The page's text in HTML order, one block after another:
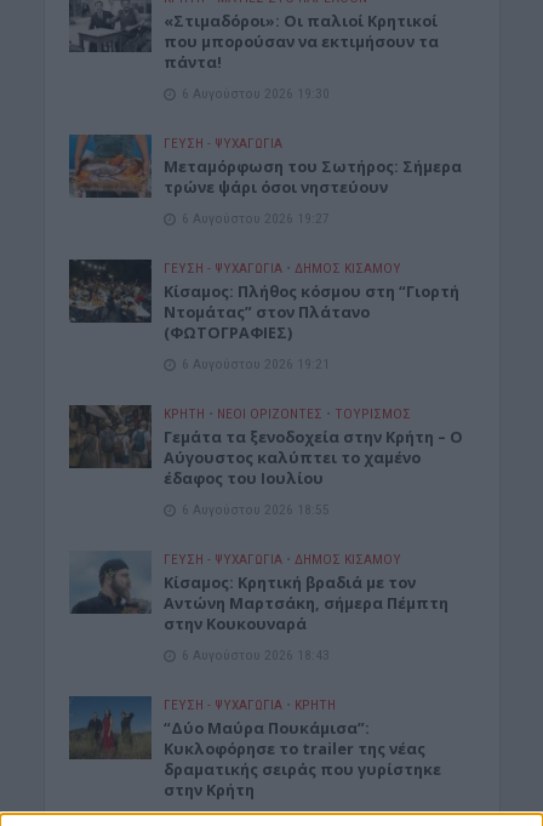
«Στιμαδόροι»: Οι παλιοί Κρητικοί
που μπορούσαν να εκτιμήσουν τα
πάντα!
6 Αυγούστου 2026 19:30
ΓΕΎΣΗ - ΨΥΧΑΓΩΓΊΑ
Μεταμόρφωση του Σωτήρος: Σήμερα
τρώνε ψάρι όσοι νηστεύουν
6 Αυγούστου 2026 19:27
ΓΕΎΣΗ - ΨΥΧΑΓΩΓΊΑ • ΔΉΜΟΣ ΚΙΣΆΜΟΥ
Κίσαμος: Πλήθος κόσμου στη “Γιορτή
Ντομάτας” στον Πλάτανο
(ΦΩΤΟΓΡΑΦΙΕΣ)
6 Αυγούστου 2026 19:21
ΚΡΗΤΗ • ΝΕΟΙ ΟΡΙΖΟΝΤΕΣ • ΤΟΥΡΙΣΜΟΣ
Γεμάτα τα ξενοδοχεία στην Κρήτη – Ο
Αύγουστος καλύπτει το χαμένο
έδαφος του Ιουλίου
6 Αυγούστου 2026 18:55
ΓΕΎΣΗ - ΨΥΧΑΓΩΓΊΑ • ΔΉΜΟΣ ΚΙΣΆΜΟΥ
Kίσαμος: Κρητική βραδιά με τον
Αντώνη Μαρτσάκη, σήμερα Πέμπτη
στην Κουκουναρά
6 Αυγούστου 2026 18:43
ΓΕΎΣΗ - ΨΥΧΑΓΩΓΊΑ • ΚΡΗΤΗ
“Δύο Μαύρα Πουκάμισα”:
Κυκλοφόρησε το trailer της νέας
δραματικής σειράς που γυρίστηκε
στην Κρήτη